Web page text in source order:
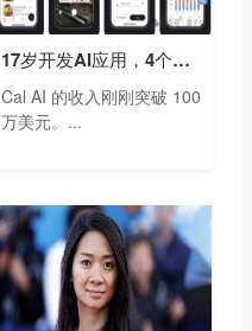
17岁开发AI应用，4个月入账700万，开学第
Cal AI 的收入刚刚突破 100
万美元。...